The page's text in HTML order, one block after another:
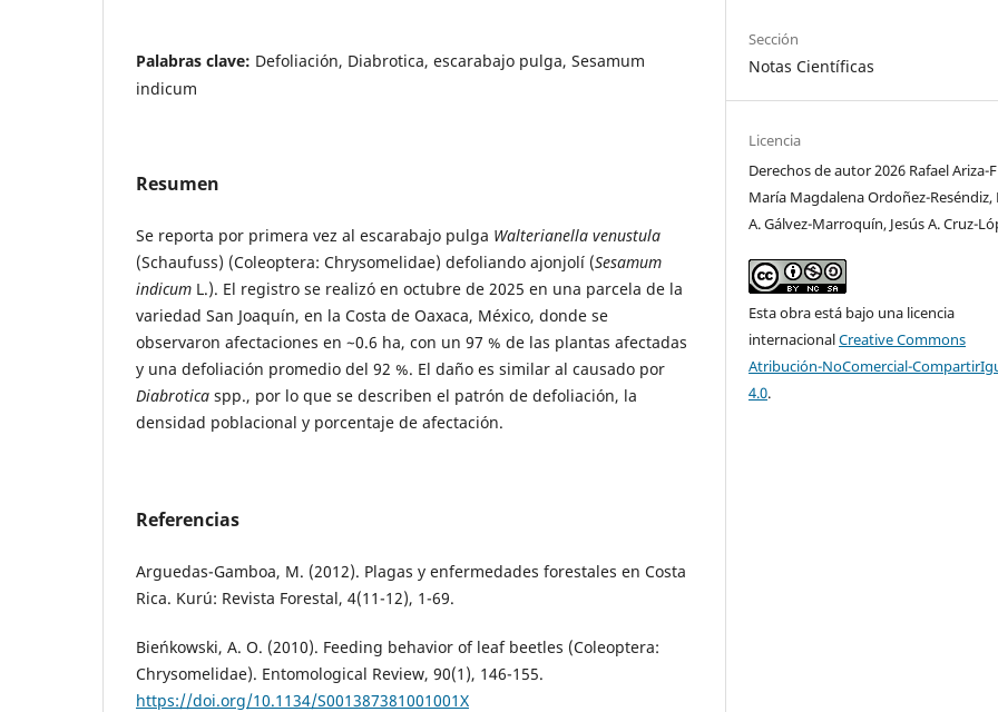
Palabras clave: Defoliación, Diabrotica, escarabajo pulga, Sesamum
indicum
Resumen
Se reporta por primera vez al escarabajo pulga Walterianella venustula
(Schaufuss) (Coleoptera: Chrysomelidae) defoliando ajonjolí (Sesamum
indicum L.). El registro se realizó en octubre de 2025 en una parcela de la
variedad San Joaquín, en la Costa de Oaxaca, México, donde se
observaron afectaciones en ~0.6 ha, con un 97 % de las plantas afectadas
y una defoliación promedio del 92 %. El daño es similar al causado por
Diabrotica spp., por lo que se describen el patrón de defoliación, la
densidad poblacional y porcentaje de afectación.
Referencias
Arguedas-Gamboa, M. (2012). Plagas y enfermedades forestales en Costa
Rica. Kurú: Revista Forestal, 4(11-12), 1-69.
Bieńkowski, A. O. (2010). Feeding behavior of leaf beetles (Coleoptera:
Chrysomelidae). Entomological Review, 90(1), 146-155.
https://doi.org/10.1134/S001387381001001X
Sección
Notas Científicas
Licencia
Derechos de autor 2026 Rafael Ariza-
María Magdalena Ordoñez-Reséndiz,
A. Gálvez-Marroquín, Jesús A. Cruz-
Esta obra está bajo una licencia
internacionalCreative Commons
Atribución-NoComercial-
4.0.